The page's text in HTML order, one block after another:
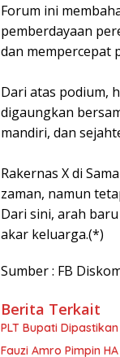
‎Forum ini
pemberdayaan
dan mempercepat
‎Dari atas podium,
digaungkan
mandiri, dan
‎Rakernas X di
zaman, namun
‎Dari sini, arah
akar keluarga.(*)
Sumber : FB
Berita Terkait
PLT Bupati
Fauzi Amro Pimpin